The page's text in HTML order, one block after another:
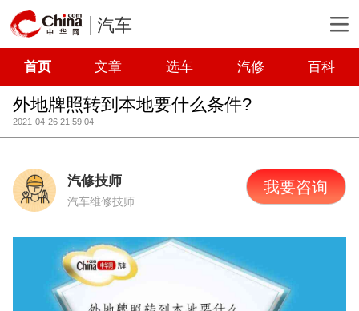
汽车
首页 文章 选车 汽修 百科
外地牌照转到本地要什么条件?
2021-04-26 21:59:04
汽修技师
汽车维修技师
我要咨询